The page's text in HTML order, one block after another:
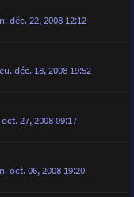
déc. 22, 2008 12:12
déc. 18, 2008 19:52
27, 2008 09:17
oct. 06, 2008 19:20